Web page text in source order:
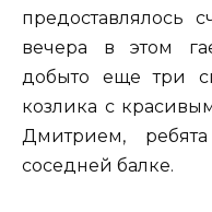
предоставлялось
вечера в этом
добыто еще три
козлика с
Дмитрием,
соседней балке.